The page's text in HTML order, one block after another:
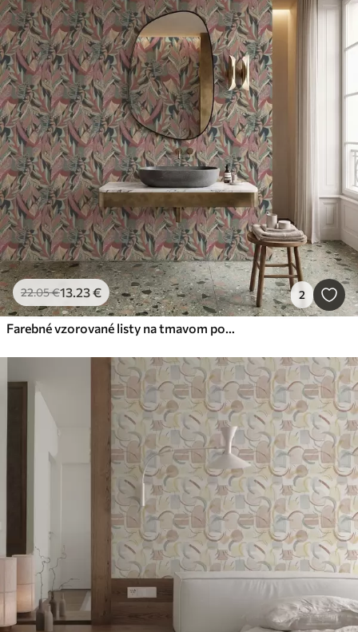
22.05€13.23€ 2
Farebné vzorované listy na tmavom pozadí